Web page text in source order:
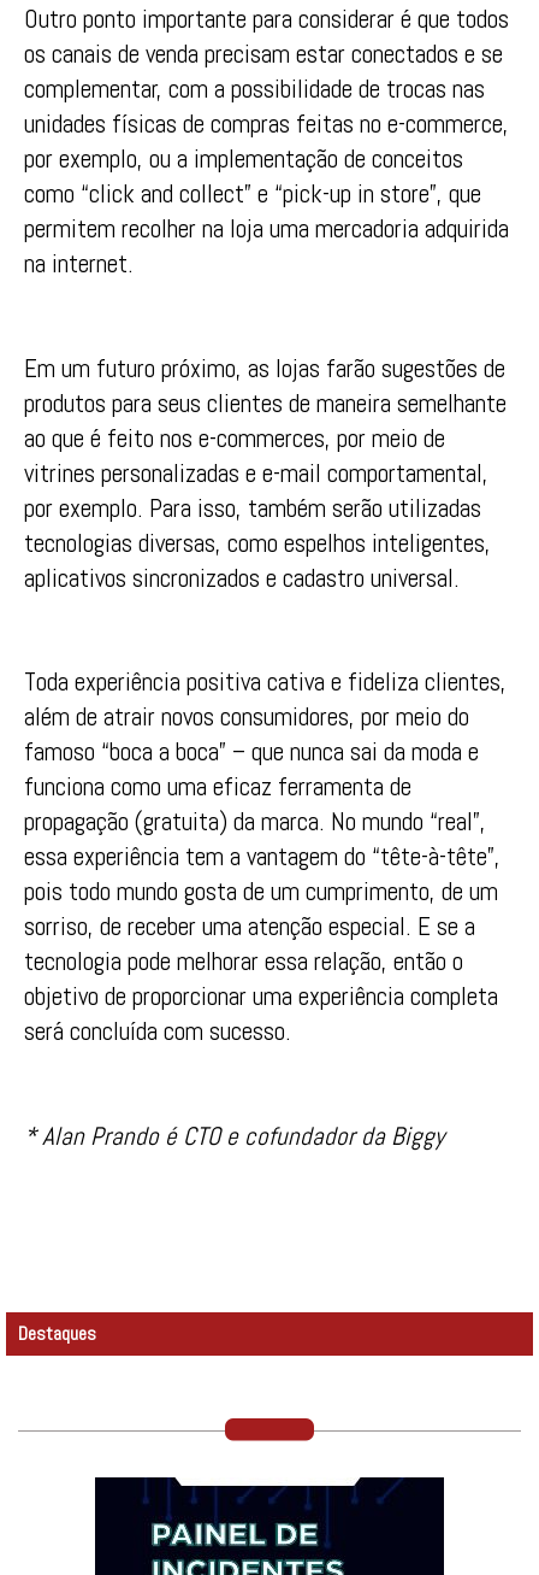
Outro ponto importante para considerar é que todos
os canais de venda precisam estar conectados e se
complementar, com a possibilidade de trocas nas
unidades físicas de compras feitas no e-commerce,
por exemplo, ou a implementação de conceitos
como “click and collect” e “pick-up in store”, que
permitem recolher na loja uma mercadoria adquirida
na internet.
Em um futuro próximo, as lojas farão sugestões de
produtos para seus clientes de maneira semelhante
ao que é feito nos e-commerces, por meio de
vitrines personalizadas e e-mail comportamental,
por exemplo. Para isso, também serão utilizadas
tecnologias diversas, como espelhos inteligentes,
aplicativos sincronizados e cadastro universal.
Toda experiência positiva cativa e fideliza clientes,
além de atrair novos consumidores, por meio do
famoso “boca a boca” – que nunca sai da moda e
funciona como uma eficaz ferramenta de
propagação (gratuita) da marca. No mundo “real”,
essa experiência tem a vantagem do “tête-à-tête”,
pois todo mundo gosta de um cumprimento, de um
sorriso, de receber uma atenção especial. E se a
tecnologia pode melhorar essa relação, então o
objetivo de proporcionar uma experiência completa
será concluída com sucesso.
* Alan Prando é CTO e cofundador da Biggy
Destaques